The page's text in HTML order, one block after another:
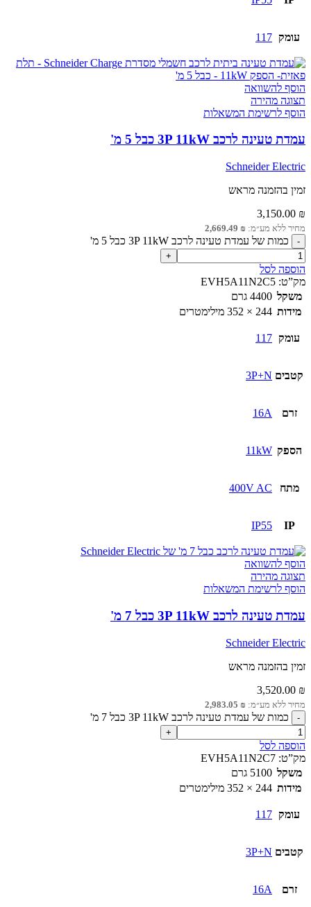
עומק 117
הוסף להשוואה
תצוגה מהירה
הוסף לרשימת המשאלות
עמדת טעינה לרכב 3P 11kW כבל 5 מ'
Schneider Electric
זמין בהזמנה מראש
3,150.00 ₪
מחיר ללא מע״מ: 2,669.49 ₪
כמות של עמדת טעינה לרכב 3P 11kW כבל 5 מ'
הוספה לסל
מק”ט: EVH5A11N2C5
משקל 4400 גרם
מידות 244 × 352 מילימטרים
עומק 117
קטבים 3P+N
זרם 16A
הספק 11kW
מתח 400V AC
IP
IP55
הוסף להשוואה
תצוגה מהירה
הוסף לרשימת המשאלות
עמדת טעינה לרכב 3P 11kW כבל 7 מ'
Schneider Electric
זמין בהזמנה מראש
3,520.00 ₪
מחיר ללא מע״מ: 2,983.05 ₪
כמות של עמדת טעינה לרכב 3P 11kW כבל 7 מ'
הוספה לסל
מק”ט: EVH5A11N2C7
משקל 5100 גרם
מידות 244 × 352 מילימטרים
עומק 117
קטבים 3P+N
זרם 16A